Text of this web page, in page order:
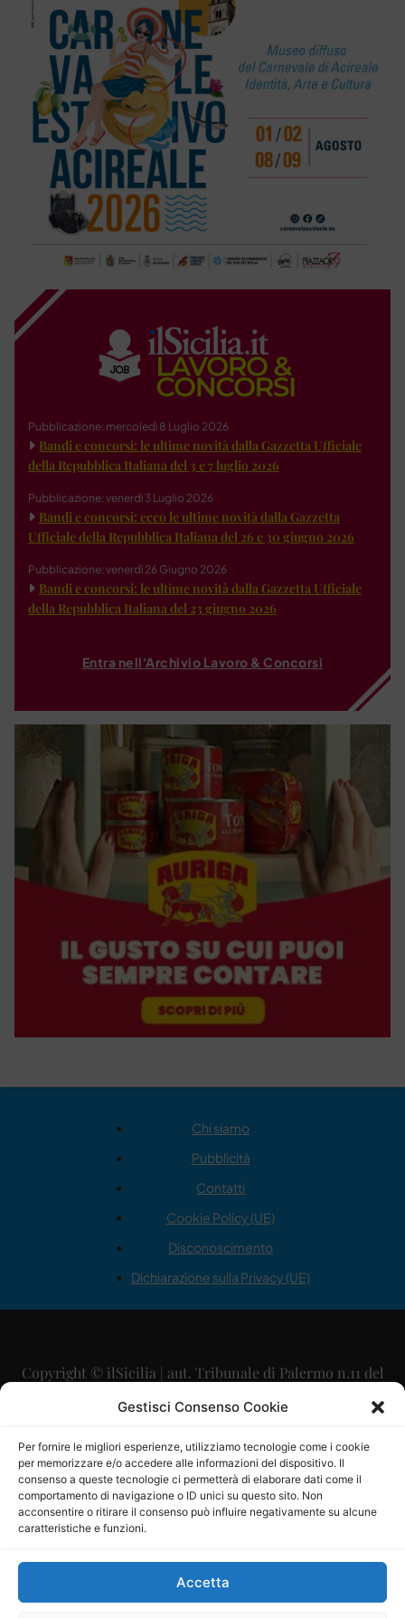
Gestisci Consenso Cookie
Per fornire le migliori esperienze, utilizziamo tecnologie come i cookie
per memorizzare e/o accedere alle informazioni del dispositivo. Il
consenso a queste tecnologie ci permetterà di elaborare dati come il
comportamento di navigazione o ID unici su questo sito. Non
acconsentire o ritirare il consenso può influire negativamente su alcune
caratteristiche e funzioni.
Accetta
Pubblicazione: mercoledì 8 Luglio 2026
Bandi e concorsi: le ultime novità dalla Gazzetta Ufficiale
della Repubblica Italiana del 3 e 7 luglio 2026
Pubblicazione: venerdì 3 Luglio 2026
Bandi e concorsi: ecco le ultime novità dalla Gazzetta
Ufficiale della Repubblica Italiana del 26 e 30 giugno 2026
Pubblicazione: venerdì 26 Giugno 2026
Bandi e concorsi: le ultime novità dalla Gazzetta Ufficiale
della Repubblica Italiana del 23 giugno 2026
Entra nell'Archivio Lavoro & Concorsi
Chi siamo
Pubblicità
Contatti
Cookie Policy (UE)
Disconoscimento
Dichiarazione sulla Privacy (UE)
Copyright © ilSicilia | aut. Tribunale di Palermo n.11 del
29/09/2015
Direttore Editoriale: Maurizio Scaglione
Direttore Responsabile: Maria Calabrese
P.IVA: 06334930820
Mercurio Comunicazione Società Cooperativa a r.l. è